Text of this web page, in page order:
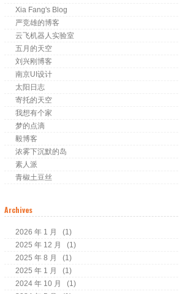
Xia Fang's Blog
严竞雄的博客
云飞机器人实验室
五月的天空
刘兴刚博客
南京UI设计
太阳日志
寄托的天空
我想有个家
梦的点滴
毅博客
浓雾下沉默的岛
素人派
青椒土豆丝
Archives
2026 年 1 月
(1)
2025 年 12 月
(1)
2025 年 8 月
(1)
2025 年 1 月
(1)
2024 年 10 月
(1)